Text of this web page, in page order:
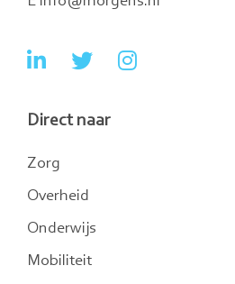
Ga
LinkedIn
Ga
Twitter
Ga
Direct naar
Zorg
Overheid
Onderwijs
Mobiliteit